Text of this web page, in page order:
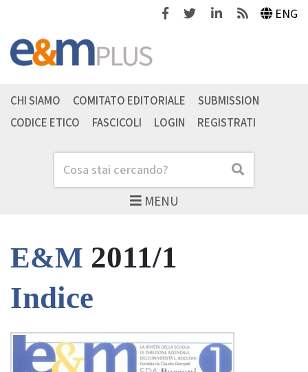
FacebookTwitterLinkedinFeeds ENG
MENU
Cerca Cerca
CHI SIAMO COMITATO EDITORIALE
SUBMISSION
CODICE ETICO
FASCICOLI LOGIN REGISTRATI
E&M 2011/1
Indice